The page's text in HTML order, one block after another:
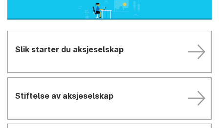
Slik starter du aksjeselskap
Stiftelse av aksjeselskap